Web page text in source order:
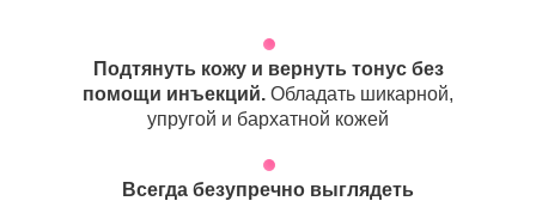
Подтянуть кожу и вернуть тонус без
помощи инъекций. Обладать шикарной,
упругой и бархатной кожей
Всегда безупречно выглядеть